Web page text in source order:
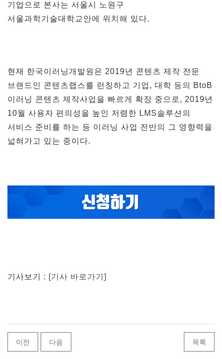
기업으로 본사는 서울시 노원구
서울과학기술대학교안에 위치해 있다.
현재 한국이러닝개발원은 2019년 콘텐츠 제작 전문
브랜드인 콘텐츠랩스를 런칭하고 기업, 대학 등의 BtoB
이러닝 콘텐츠 제작사업을 빠르게 확장 중으로, 2019년
10월 사용자 편의성을 높인 저렴한 LMS솔루션의
서비스 준비를 하는 등 이러닝 사업 전반의 그 영향력을
넓혀가고 있는 중이다.
기사보기 : [기사 바로가기]
이전 다음 목록